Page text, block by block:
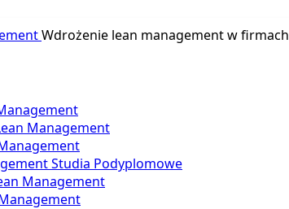
Wdrożenie lean management w firmach
Management
Studia Podyplomowe
Management